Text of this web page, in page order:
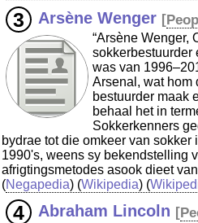
Arsène Wenger [
“Arsène Wenger,
sokkerbestuurder
was van
Arsenal, wat hom
bestuurder maak
behaal het in
Sokkerkenners
bydrae tot die omkeer van
1990's, weens sy bekendstelling
afrigtingsmetodes asook dieet
(Negapedia) (Wikipedia) (
Abraham Lincoln [